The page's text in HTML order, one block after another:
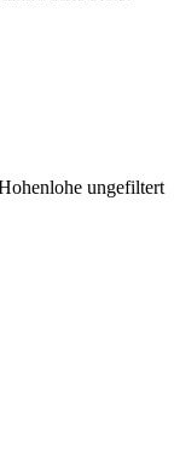
ungefiltert